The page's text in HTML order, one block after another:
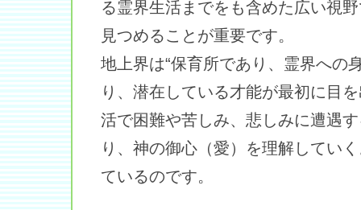
る霊界生活までをも含めた広い視
見つめることが重要です。
地上界は“保育所であり、霊界への
り、潜在している才能が最初に目
活で困難や苦しみ、悲しみに遭遇
り、神の御心（愛）を理解してい
ているのです。